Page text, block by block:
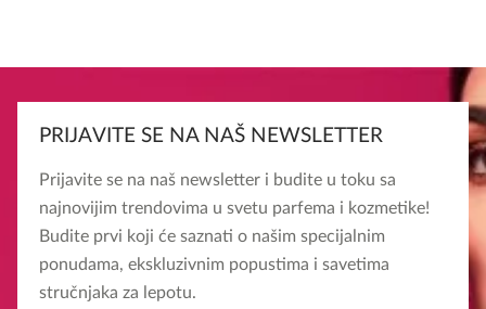
PRIJAVITE SE NA NAŠ NEWSLETTER
Prijavite se na naš newsletter i budite u toku sa
najnovijim trendovima u svetu parfema i kozmetike!
Budite prvi koji će saznati o našim specijalnim
ponudama, ekskluzivnim popustima i savetima
stručnjaka za lepotu.